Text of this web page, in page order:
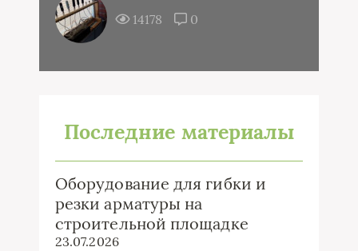
14178
0
Последние материалы
Оборудование для гибки и
резки арматуры на
строительной площадке
23.07.2026